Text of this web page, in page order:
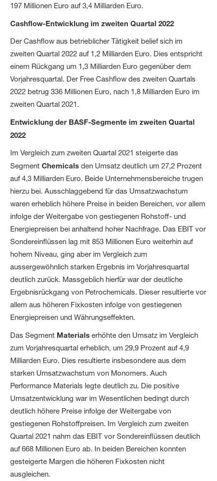
197 Millionen Euro auf 3,4 Milliarden Euro.
Cashflow-Entwicklung im zweiten Quartal 2022
Der Cashflow aus betrieblicher Tätigkeit belief sich im
zweiten Quartal 2022 auf 1,2 Milliarden Euro. Dies entspricht
einem Rückgang um 1,3 Milliarden Euro gegenüber dem
Vorjahresquartal. Der Free Cashflow des zweiten Quartals
2022 betrug 336 Millionen Euro, nach 1,8 Milliarden Euro im
zweiten Quartal 2021.
Entwicklung der BASF-Segmente im zweiten Quartal
2022
Im Vergleich zum zweiten Quartal 2021 steigerte das
SegmentChemicalsden Umsatz deutlich um 27,2 Prozent
auf 4,3 Milliarden Euro. Beide Unternehmensbereiche trugen
hierzu bei. Ausschlaggebend für das Umsatzwachstum
waren erheblich höhere Preise in beiden Bereichen, vor allem
infolge der Weitergabe von gestiegenen Rohstoff- und
Energiepreisen bei anhaltend hoher Nachfrage. Das EBIT vor
Sondereinflüssen lag mit 853 Millionen Euro weiterhin auf
hohem Niveau, ging aber im Vergleich zum
aussergewöhnlich starken Ergebnis im Vorjahresquartal
deutlich zurück. Massgeblich hierfür war der deutliche
Ergebnisrückgang von Petrochemicals. Dieser resultierte vor
allem aus höheren Fixkosten infolge von gestiegenen
Energiepreisen und Währungseffekten.
Das Segment Materialserhöhte den Umsatz im Vergleich
zum Vorjahresquartal erheblich, um 29,9 Prozent auf 4,9
Milliarden Euro. Dies resultierte insbesondere aus dem
starken Umsatzwachstum von Monomers. Auch
Performance Materials legte deutlich zu. Die positive
Umsatzentwicklung war im Wesentlichen bedingt durch
deutlich höhere Preise infolge der Weitergabe von
gestiegenen Rohstoffpreisen. Im Vergleich zum zweiten
Quartal 2021 nahm das EBIT vor Sondereinflüssen deutlich
auf 668 Millionen Euro ab. In beiden Bereichen konnten
gesteigerte Margen die höheren Fixkosten nicht
ausgleichen.